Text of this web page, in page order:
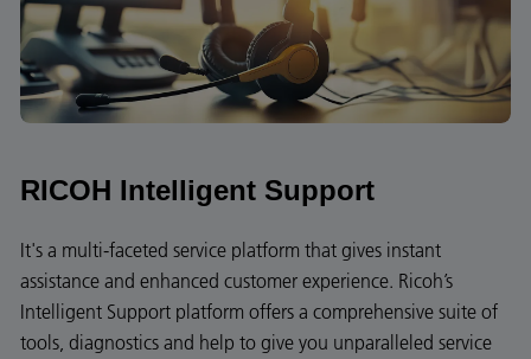
RICOH Intelligent Support
It's a multi-faceted service platform that gives instant
assistance and enhanced customer experience. Ricoh’s
Intelligent Support platform offers a comprehensive suite of
tools, diagnostics and help to give you unparalleled service